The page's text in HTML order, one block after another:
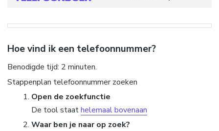
Hoe vind ik een telefoonnummer?
Benodigde tijd: 2 minuten.
Stappenplan telefoonnummer zoeken
Open de zoekfunctie
De tool staathelemaal bovenaan
Waar ben je naar op zoek?